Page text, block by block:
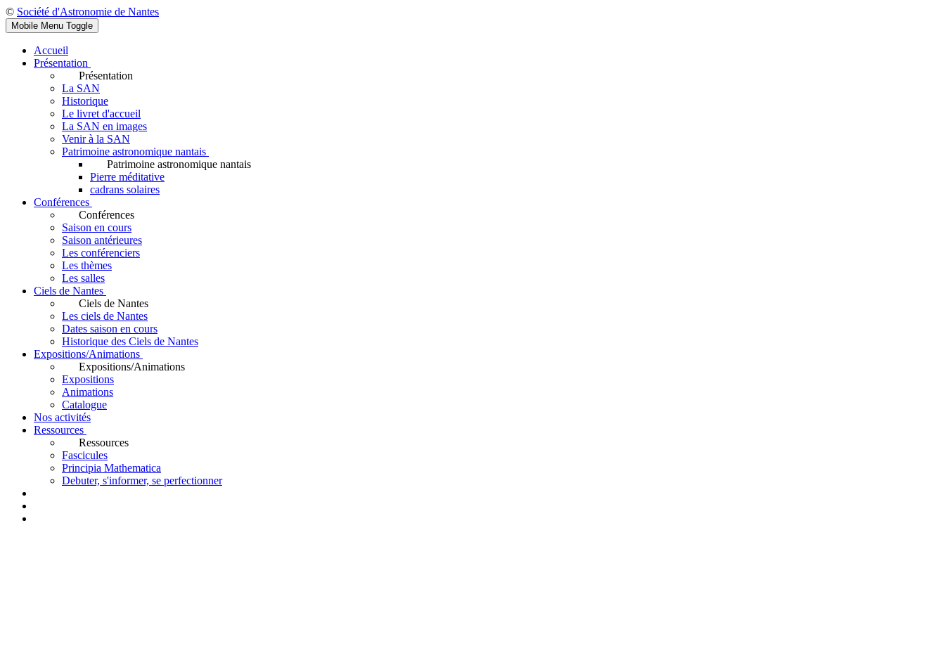
© Société d'Astronomie de Nantes
Mobile Menu Toggle
Accueil
Présentation
Présentation
La SAN
Historique
Le livret d'accueil
La SAN en images
Venir à la SAN
Patrimoine astronomique nantais
Patrimoine astronomique nantais
Pierre méditative
cadrans solaires
Conférences
Conférences
Saison en cours
Saison antérieures
Les conférenciers
Les thèmes
Les salles
Ciels de Nantes
Ciels de Nantes
Les ciels de Nantes
Dates saison en cours
Historique des Ciels de Nantes
Expositions/Animations
Expositions/Animations
Expositions
Animations
Catalogue
Nos activités
Ressources
Ressources
Fascicules
Principia Mathematica
Debuter, s'informer, se perfectionner